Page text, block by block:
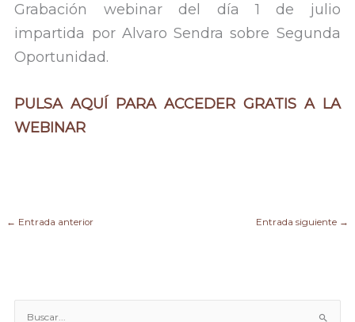
Grabación webinar del día 1 de julio
impartida por Alvaro Sendra sobre Segunda
Oportunidad.
PULSA AQUÍ PARA ACCEDER GRATIS A LA
WEBINAR
← Entrada anterior Entrada siguiente →